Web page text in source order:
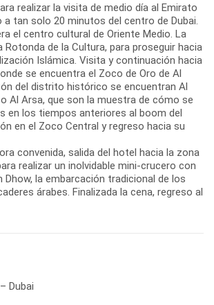
realizar la visita de medio día al Emirato
a tan solo 20 minutos del centro de Dubai.
el centro cultural de Oriente Medio. La
Rotonda de la Cultura, para proseguir hacia
Islámica. Visita y continuación hacia
se encuentra el Zoco de Oro de Al
del distrito histórico se encuentran Al
Al Arsa, que son la muestra de cómo se
en los tiempos anteriores al boom del
en el Zoco Central y regreso hacia su
convenida, salida del hotel hacia la zona
realizar un inolvidable mini-crucero con
Dhow, la embarcación tradicional de los
árabes. Finalizada la cena, regreso al
Dubai